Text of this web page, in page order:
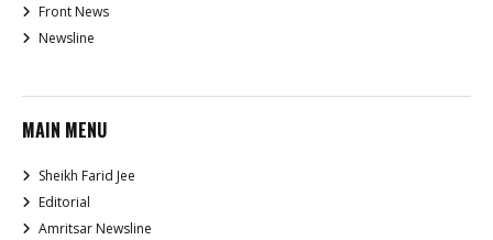
Front News
Newsline
MAIN MENU
Sheikh Farid Jee
Editorial
Amritsar Newsline